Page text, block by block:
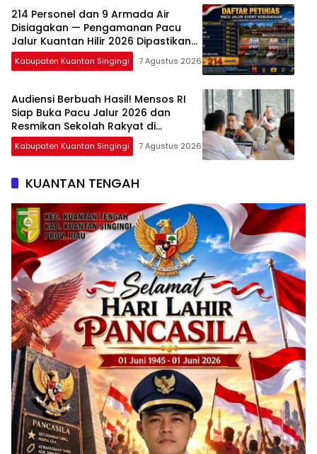
214 Personel dan 9 Armada Air
Disiagakan — Pengamanan Pacu
Jalur Kuantan Hilir 2026 Dipastikan
Maksimal
Kabupaten Kuantan Singingi 7 Agustus 2026
Audiensi Berbuah Hasil! Mensos RI
Siap Buka Pacu Jalur 2026 dan
Resmikan Sekolah Rakyat di
Kuansing
Kabupaten Kuantan Singingi 7 Agustus 2026
KUANTAN TENGAH